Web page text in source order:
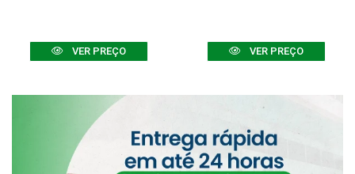
VER PREÇO VER PREÇO